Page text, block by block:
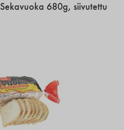
Sekavuoka 680g, siivutettu